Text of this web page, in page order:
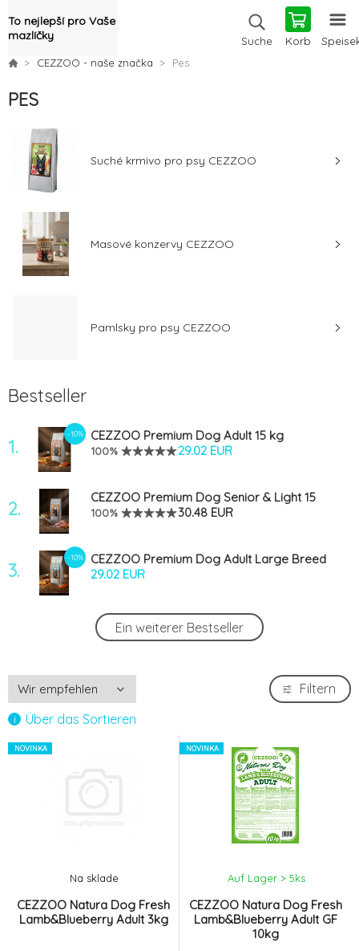
To nejlepší pro Vaše
mazlíčky
Suche Korb
CEZZOO - naše značka Pes
PES
Suché krmivo pro psy CEZZOO
Masové konzervy CEZZOO
Pamlsky pro psy CEZZOO
Bestseller
1.
-10% CEZZOO Premium Dog Adult 15 kg
100% 29.02 EUR
2.
CEZZOO Premium Dog Senior & Light 15
kg
100% 30.48 EUR
3.
-10%
CEZZOO Premium Dog Adult Large Breed
15kg
29.02 EUR
CEZZOO Hypoallergenic Dog Adult Lamb
& Rice 12kg
45.96 EUR
5.
CEZZOO Premium Dog Adult Sensitive
Lamb & Rice 15kg
100%
6.
CEZZOO SNACK Měkké kachní tyčinky
CEZZOO Premium Dog Puppy & Junior 15
500g
9.67 EUR
CEZZOO Natura Dog Fresh Beef Puppy
Ein weiterer Bestseller
Über das Sortieren
Filtern
NOVINKA
CEZZOO Natura Dog Fresh
Lamb&Blueberry Adult 3kg
Na sklade
NOVINKA
CEZZOO Natura Dog Fresh
Lamb&Blueberry Adult GF
10kg
Auf Lager > 5ks